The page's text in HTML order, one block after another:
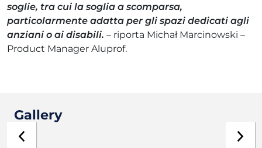
soglie, tra cui la soglia a scomparsa,
particolarmente adatta per gli spazi dedicati agli
anziani o ai disabili. – riporta Michał Marcinowski –
Product Manager Aluprof.
Gallery